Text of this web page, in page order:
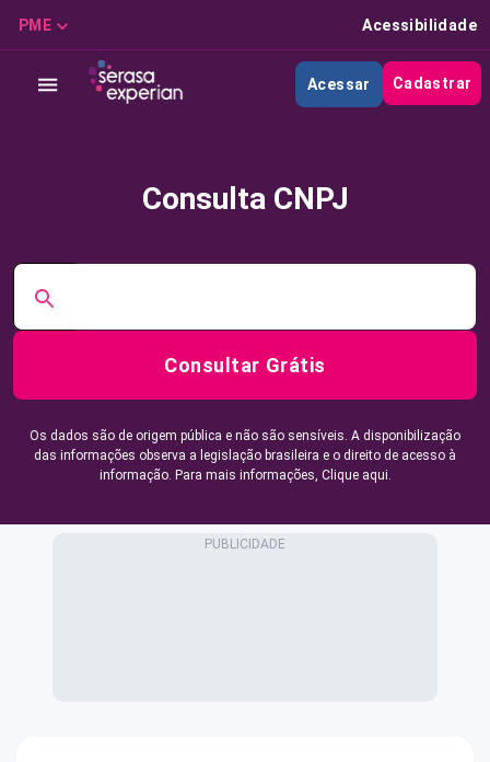
PME Acessibilidade
Acessar Cadastrar
Consulta CNPJ
Consultar Grátis
Os dados são de origem pública e não são sensíveis. A disponibilização
das informações observa a legislação brasileira e o direito de acesso à
informação. Para mais informações, Clique aqui.